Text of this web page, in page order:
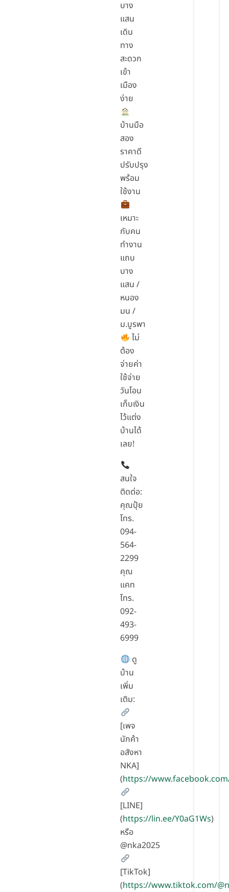
บาง
แสน
เดิน
ทาง
สะดวก
เข้า
เมือง
ง่าย
บ้านมือ
สอง
ราคาดี
ปรับปรุง
พร้อม
ใช้งาน
เหมาะ
กับคน
ทำงาน
แถบ
บาง
แสน /
หนอง
มน /
ม.บูรพา
ไม่
ต้อง
จ่ายค่า
ใช้จ่าย
วันโอน
เก็บเงิน
ไว้แต่ง
บ้านได้
เลย!
สนใจ
ติดต่อ:
คุณปุ้ย
โทร.
094-
564-
2299
คุณ
แคท
โทร.
092-
493-
6999
ดู
บ้าน
เพิ่ม
เติม:
[เพจ
นักค้า
อสังหา
NKA]
(https://
[LINE]
(https://lin.ee/Y0aG1Ws)
หรือ
@nka2025
[TikTok]
(https://www.tiktok.com/